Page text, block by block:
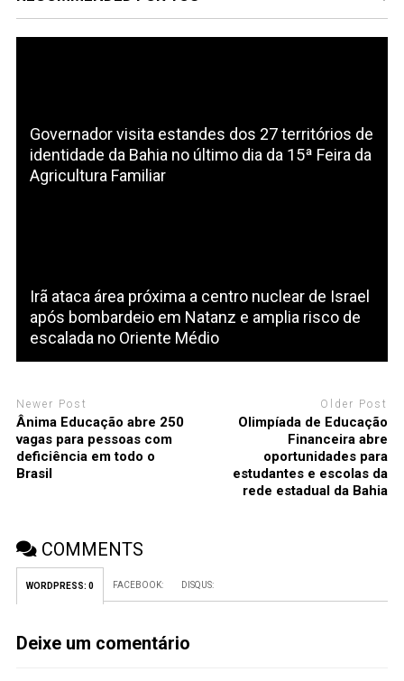
Governador visita estandes dos 27 territórios de
identidade da Bahia no último dia da 15ª Feira da
Agricultura Familiar
Irã ataca área próxima a centro nuclear de Israel
após bombardeio em Natanz e amplia risco de
escalada no Oriente Médio
Newer Post
Ânima Educação abre 250
vagas para pessoas com
deficiência em todo o
Brasil
Older Post
Olimpíada de Educação
Financeira abre
oportunidades para
estudantes e escolas da
rede estadual da Bahia
COMMENTS
WORDPRESS: 0 FACEBOOK: DISQUS:
Deixe um comentário